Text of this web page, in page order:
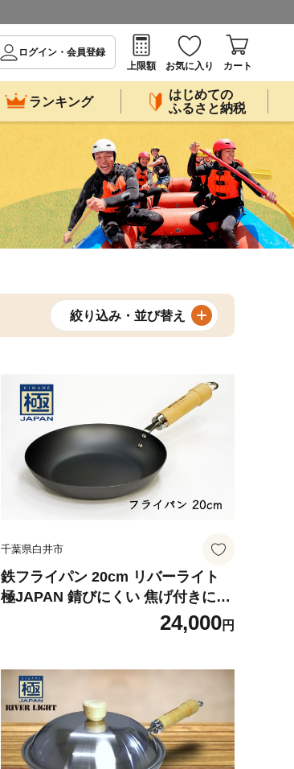
ログイン・会員登録
上限額
お気に入り カート
ランキング
はじめての
ふるさと納税
絞り込み・並び替え
千葉県白井市
鉄フライパン 20cm リバーライト
極JAPAN 錆びにくい 焦げ付きにく
い お手入れ簡単 フライパン 鍋 調理
器具 キッチン用品 千葉県 白井市
24,000円